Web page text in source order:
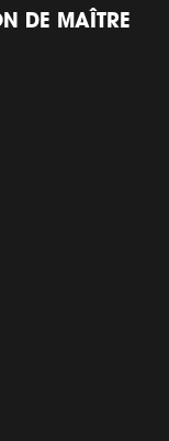
DE MAÎTRE